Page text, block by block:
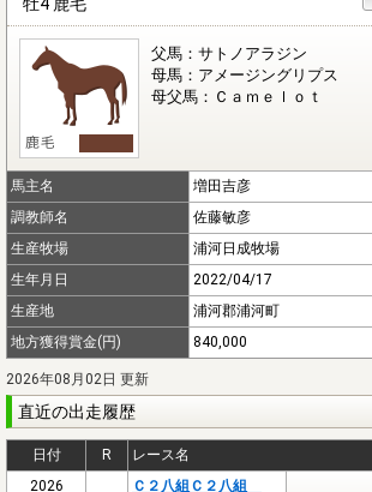
父馬：サトノアラジン
母馬：アメージングリプス
母父馬：Ｃａｍｅｌｏｔ
馬主名
増田吉彦
調教師名
佐藤敏彦
生産牧場
浦河日成牧場
生年月日
2022/04/17
生産地
浦河郡浦河町
地方獲得賞金(円)
840,000
2026年08月02日 更新
直近の出走履歴
日付 R レース名
2026
Ｃ２八組Ｃ２八組